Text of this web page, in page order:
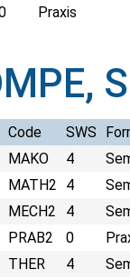
Praxis
Code SWS
MAKO 4
MATH2 4
MECH2 4
PRAB2 0
THER 4